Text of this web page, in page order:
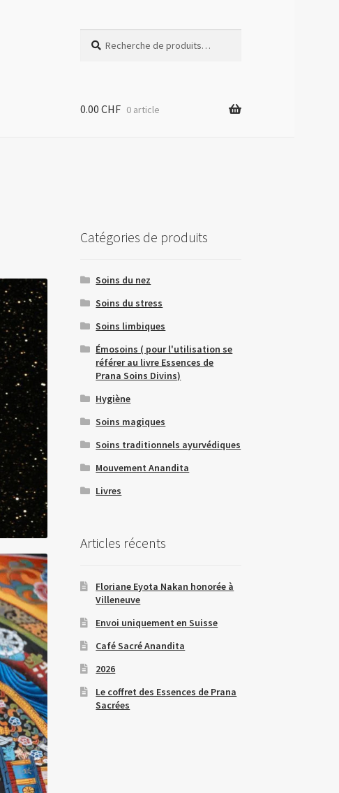
0.00 CHF 0 article
Catégories de produits
Soins du nez
Soins du stress
Soins limbiques
Émosoins ( pour l'utilisation se
référer au livre Essences de
Prana Soins Divins)
Hygiène
Soins magiques
Soins traditionnels ayurvédiques
Mouvement Anandita
Livres
Articles récents
Floriane Eyota Nakan honorée à
Villeneuve
Envoi uniquement en Suisse
Café Sacré Anandita
2026
Le coffret des Essences de Prana
Sacrées